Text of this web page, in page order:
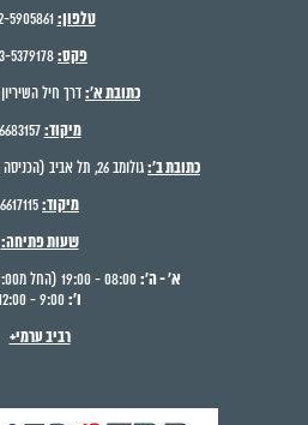
טלפון:
פקס:
כתובת א': דרך חיל השיריון 79 תל אביב
מיקוד: 6683157
כתובת ב': גולומב 26, תל אביב (הכניסה מהנגרייה - חניה ברחוב)
מיקוד:
שעות פתיחה:
א' - ה':
ו':
רביב ערמי+